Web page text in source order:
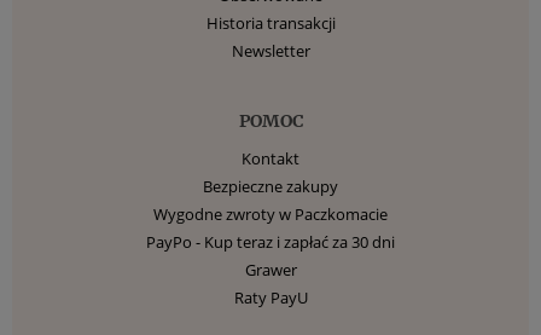
Historia transakcji
Newsletter
POMOC
Kontakt
Bezpieczne zakupy
Wygodne zwroty w Paczkomacie
PayPo - Kup teraz i zapłać za 30 dni
Grawer
Raty PayU